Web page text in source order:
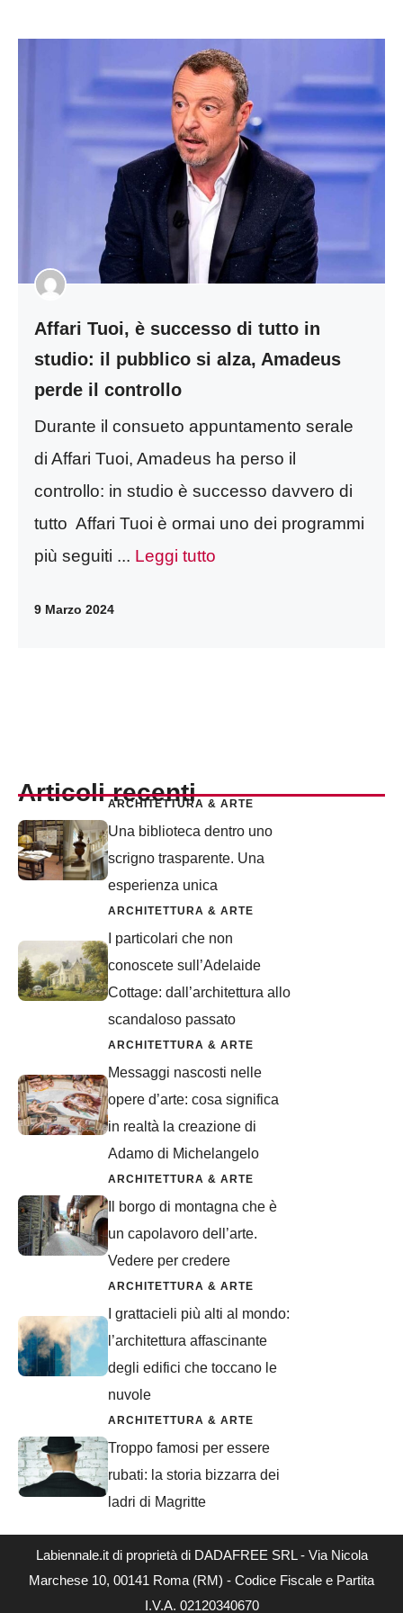
Affari Tuoi, è successo di tutto in
studio: il pubblico si alza, Amadeus
perde il controllo
Durante il consueto appuntamento serale
di Affari Tuoi, Amadeus ha perso il
controllo: in studio è successo davvero di
tutto Affari Tuoi è ormai uno dei programmi
più seguiti ... Leggi tutto
9 Marzo 2024
Articoli recenti
ARCHITETTURA & ARTE
Una biblioteca dentro uno
scrigno trasparente. Una
esperienza unica
ARCHITETTURA & ARTE
I particolari che non
conoscete sull’Adelaide
Cottage: dall’architettura allo
scandaloso passato
ARCHITETTURA & ARTE
Messaggi nascosti nelle
opere d’arte: cosa significa
in realtà la creazione di
Adamo di Michelangelo
ARCHITETTURA & ARTE
Il borgo di montagna che è
un capolavoro dell’arte.
Vedere per credere
ARCHITETTURA & ARTE
I grattacieli più alti al mondo:
l’architettura affascinante
degli edifici che toccano le
nuvole
ARCHITETTURA & ARTE
Troppo famosi per essere
rubati: la storia bizzarra dei
ladri di Magritte
Labiennale.it di proprietà di DADAFREE SRL - Via Nicola
Marchese 10, 00141 Roma (RM) - Codice Fiscale e Partita
I.V.A. 02120340670